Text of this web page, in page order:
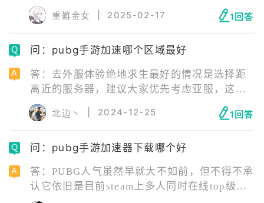
向上滑动就可以查看到自己的历史战绩。 方法
二 在资料界面，点击左侧的个人战绩进入，也
可以查看自己的个人战绩。
重難金女 2025-02-17 1回答
问：pubg手游加速哪个区域最好
答：去外服体验绝地求生最好的情况是选择距
离近的服务器，建议大家优先考虑亚服，这也
是我国玩家最多的服务器，如果想要体验其他
服务器，换换对手，也可以去韩服，距离也不
算太远。 既然都需要去外服体验游戏了，肯定
是少不了加速器的陪衬的，例如ourplay加速
家的游戏质量。
北边丶 2024-12-25 1回答
问：pubg手游加速器下载哪个好
答：PUBG人气虽然早就大不如前，但不得不承
认它依旧是目前steam上多人同时在线top级的